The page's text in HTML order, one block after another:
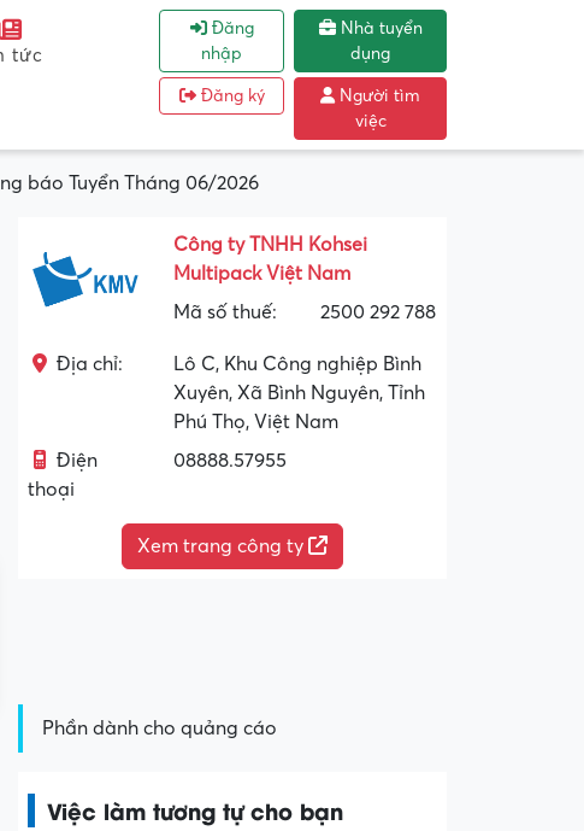
tức
Đăng
nhập
Đăng ký
Nhà tuyển
dụng
Người tìm
việc
báo Tuyển Tháng 06/2026
Công ty TNHH Kohsei
Multipack Việt Nam
Mã số thuế:
2500 292 788
Địa chỉ:
Lô C, Khu Công nghiệp Bình
Xuyên, Xã Bình Nguyên, Tỉnh
Phú Thọ, Việt Nam
Điện
thoại
08888.57955
Xem trang công ty
Phần dành cho quảng cáo
Việc làm tương tự cho bạn